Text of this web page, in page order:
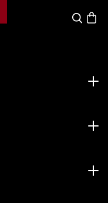
Sök